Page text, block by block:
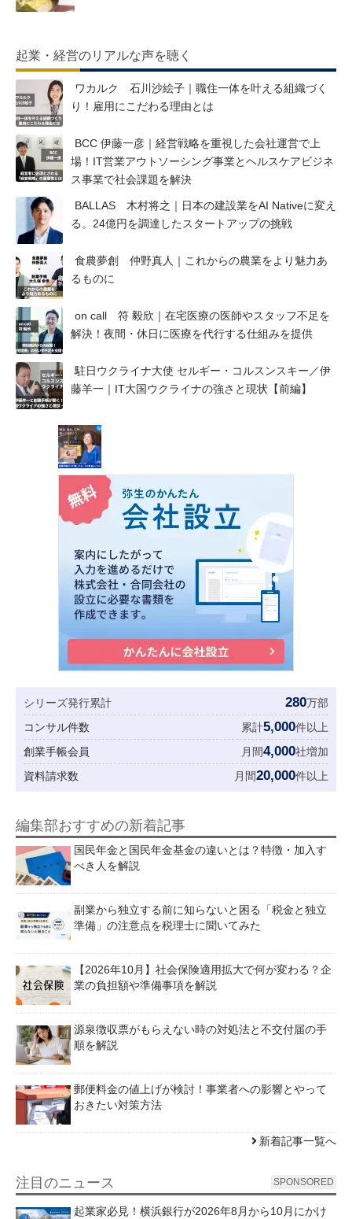
起業・経営のリアルな声を聴く
ワカルク 石川沙絵子｜職住一体を叶える組織づく
り！雇用にこだわる理由とは
BCC 伊藤一彦｜経営戦略を重視した会社運営で上
場！IT営業アウトソーシング事業とヘルスケアビジネ
ス事業で社会課題を解決
BALLAS 木村将之｜日本の建設業をAI Nativeに変え
る。24億円を調達したスタートアップの挑戦
食農夢創 仲野真人｜これからの農業をより魅力あ
るものに
on call 符 毅欣｜在宅医療の医師やスタッフ不足を
解決！夜間・休日に医療を代行する仕組みを提供
駐日ウクライナ大使 セルギー・コルスンスキー／伊
藤羊一｜IT大国ウクライナの強さと現状【前編】
シリーズ発行累計 280万部
コンサル件数
累計5,000件以上
創業手帳会員
月間4,000社増加
資料請求数
月間20,000件以上
編集部おすすめの新着記事
国民年金と国民年金基金の違いとは？特徴・加入す
べき人を解説
副業から独立する前に知らないと困る「税金と独立
準備」の注意点を税理士に聞いてみた
【2026年10月】社会保険適用拡大で何が変わる？企
業の負担額や準備事項を解説
源泉徴収票がもらえない時の対処法と不交付届の手
順を解説
郵便料金の値上げが検討！事業者への影響とやって
おきたい対策方法
新着記事一覧へ
注目のニュース SPONSORED
起業家必見！横浜銀行が2026年8月から10月にかけ